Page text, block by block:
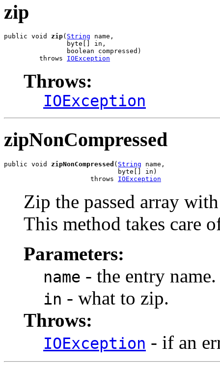
zip
public void zip( String name,
                byte[] in,
                boolean compressed)
         throws
IOException
Throws:
IOException
zipNonCompressed
public void zipNonCompressed ( String name,
                             byte[] in)
                      throws
IOException
Zip the passed array
This method takes care
Parameters:
name - the entry name.
in - what to zip.
Throws:
IOException - if an